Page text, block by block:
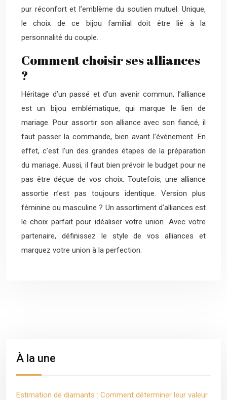
pur réconfort et l’emblème du soutien mutuel. Unique,
le choix de ce bijou familial doit être lié à la
personnalité du couple.
Comment choisir ses alliances
?
Héritage d’un passé et d’un avenir commun, l’alliance
est un bijou emblématique, qui marque le lien de
mariage. Pour assortir son alliance avec son fiancé, il
faut passer la commande, bien avant l’événement. En
effet, c’est l’un des grandes étapes de la préparation
du mariage. Aussi, il faut bien prévoir le budget pour ne
pas être déçue de vos choix. Toutefois, une alliance
assortie n’est pas toujours identique. Version plus
féminine ou masculine ? Un assortiment d’alliances est
le choix parfait pour idéaliser votre union. Avec votre
partenaire, définissez le style de vos alliances et
marquez votre union à la perfection.
À la une
Estimation de diamants : Comment déterminer leur valeur